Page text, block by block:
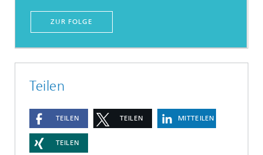
ZUR FOLGE
Teilen
TEILEN TEILEN MITTEILEN
TEILEN